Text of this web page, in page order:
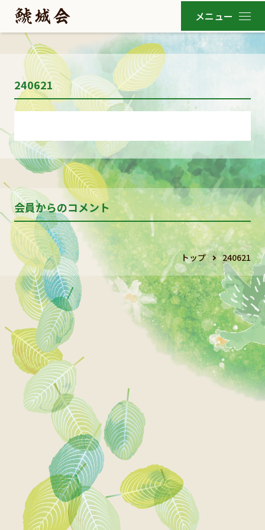
240621
会員からのコメント
トップ 240621